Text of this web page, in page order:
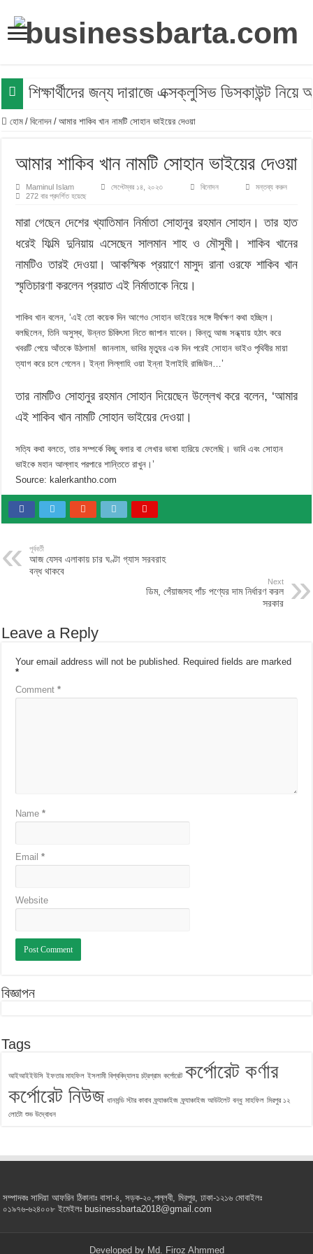
শিক্ষার্থীদের জন্য দারাজে এক্সক্লুসিভ ডিসকাউন্ট
হোম / বিনোদন / আমার শাকিব খান নামটি সোহান ভাইয়ের দেওয়া
আমার শাকিব খান নামটি সোহান ভাইয়ের দেওয়া
Maminul Islam সেপ্টেম্বর ১৪, ২০২৩ বিনোদন
মন্তব্য করুন
272 বার প্রদর্শিত হয়েছে
মারা গেছেন দেশের খ্যাতিমান নির্মাতা সোহানুর রহমান সোহান। তার হাত
ধরেই ফিল্মি দুনিয়ায় এসেছেন সালমান শাহ ও মৌসুমী। শাকিব খানের
নামটিও তারই দেওয়া। আকস্মিক প্রয়াণে মাসুদ রানা ওরফে শাকিব খান
স্মৃতিচারণা করলেন প্রয়াত এই নির্মাতাকে নিয়ে।
শাকিব খান বলেন, ‘এই তো কয়েক দিন আগেও সোহান ভাইয়ের সঙ্গে দীর্ঘক্ষণ কথা হচ্ছিল।
বলছিলেন, তিনি অসুস্থ, উন্নত চিকিৎসা নিতে জাপান যাবেন। কিন্তু আজ সন্ধ্যায় হঠাৎ করে
খবরটি পেয়ে আঁতকে উঠলাম! জানলাম, ভাবির মৃত্যুর এক দিন পরেই সোহান ভাইও পৃথিবীর মায়া
ত্যাগ করে চলে গেলেন। ইন্না লিল্লাহি ওয়া ইন্না ইলাইহি রাজিউন…’
তার নামটিও সোহানুর রহমান সোহান দিয়েছেন উল্লেখ করে বলেন, ‘আমার
এই শাকিব খান নামটি সোহান ভাইয়ের দেওয়া।
সত্যি কথা বলতে, তার সম্পর্কে কিছু বলার বা লেখার ভাষা হারিয়ে ফেলেছি। ভাবি এবং সোহান
ভাইকে মহান আল্লাহ পরপারে শান্তিতে রাখুন।’
Source: kalerkantho.com
পূর্ববর্তী
আজ যেসব এলাকায় চার ঘণ্টা গ্যাস সরবরাহ
বন্ধ থাকবে
Next
ডিম, পেঁয়াজসহ পাঁচ পণ্যের দাম নির্ধারণ করল
সরকার
Leave a Reply
Your email address will not be published. Required fields are marked
*
Comment*
Name*
Email*
Website
বিজ্ঞাপন
Tags
আইআইইউসি ইফতার মাহফিল ইসলামী বিশ্ববিদ্যালয় চট্রগ্রাম কর্পোরেট কর্পোরেট কর্ণার
কর্পোরেট নিউজ ধানমন্ডি স্টার কাবাব ফ্র্যাঞ্চাইজ ফ্র্যাঞ্চাইজ আউটলেট বন্ধু মাহফিল মিরপুর ১২
লোটো শুভ উদ্বোধন
সম্পাদকঃ সাদিয়া আফরিন ঠিকানাঃ বাসা-৪, সড়ক-২০,পল্লবী, মিরপুর, ঢাকা-১২১৬ মোবাইলঃ
০১৯৭৬-৬২৪০০৮ ইমেইলঃ businessbarta2018@gmail.com
Developed by Md. Firoz Ahmmed